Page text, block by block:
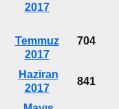
2017
Temmuz
2017
704
Haziran
2017
841